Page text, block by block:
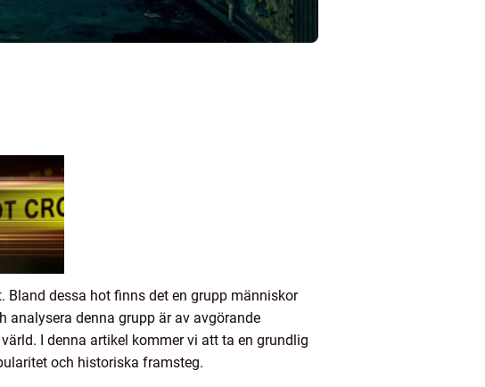
dessa hot finns det en grupp människor
analysera denna grupp är av avgörande
I denna artikel kommer vi att ta en grundlig
och historiska framsteg.